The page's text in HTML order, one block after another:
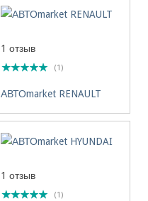
1 отзыв
(1)
АВТОmarket RENAULT
1 отзыв
(1)